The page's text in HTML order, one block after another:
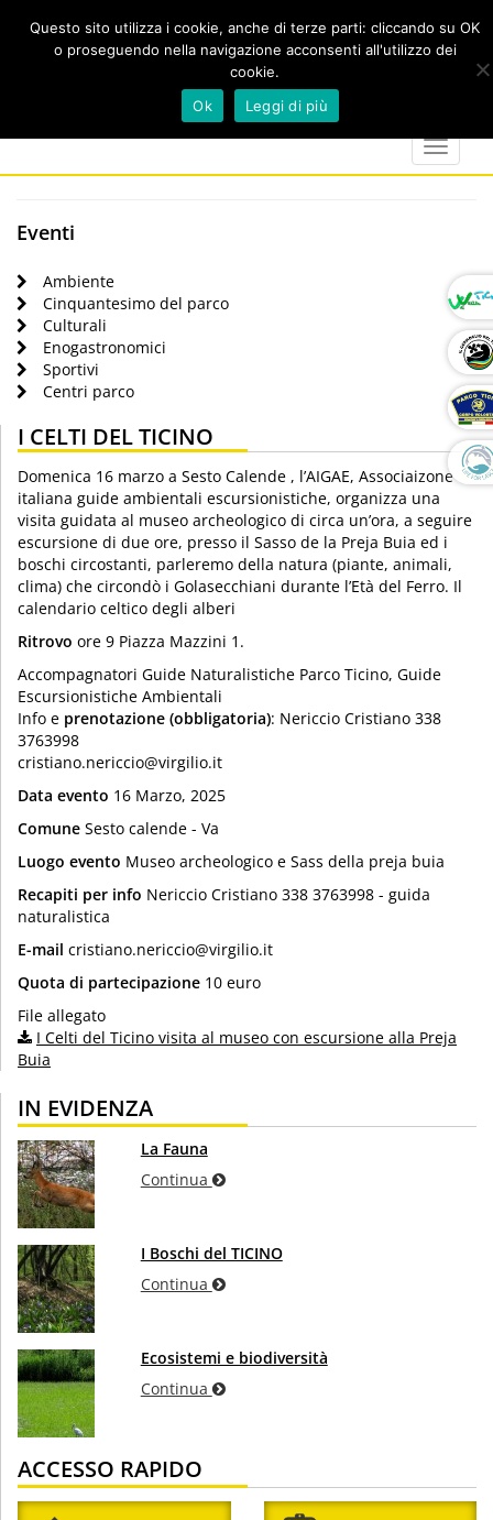
marker
calendar
Toggle
Eventi
Ambiente
Cinquantesimo del parco
Culturali
Enogastronomici
Sportivi
Centri parco
I CELTI DEL TICINO
Domenica 16 marzo a Sesto Calende , l’AIGAE, Associaizone
italiana guide ambientali escursionistiche, organizza una
visita guidata al museo archeologico di circa un’ora, a seguire
escursione di due ore, presso il Sasso de la Preja Buia ed i
boschi circostanti, parleremo della natura (piante, animali,
clima) che circondò i Golasecchiani durante l’Età del Ferro. Il
calendario celtico degli alberi
Ritrovo ore 9 Piazza Mazzini 1.
Accompagnatori Guide Naturalistiche Parco Ticino, Guide
Escursionistiche Ambientali
Info e prenotazione (obbligatoria): Nericcio Cristiano 338
3763998
cristiano.nericcio@virgilio.it
Data evento 16 Marzo, 2025
Comune Sesto calende - Va
Luogo evento Museo archeologico e Sass della preja buia
Recapiti per info Nericcio Cristiano 338 3763998 - guida
naturalistica
E-mail cristiano.nericcio@virgilio.it
Quota di partecipazione 10 euro
File allegato
I Celti del Ticino visita al museo con escursione alla Preja
Buia
IN EVIDENZA
La Fauna
Continua
I Boschi del TICINO
Continua
Ecosistemi e biodiversità
Continua
ACCESSO RAPIDO
Questo sito utilizza i cookie, anche di terze parti: cliccando su OK
o proseguendo nella navigazione acconsenti all'utilizzo dei
cookie.
Ok
Leggi di più